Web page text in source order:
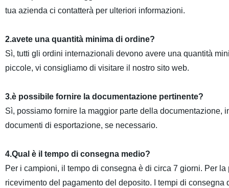
tua azienda ci contatterà per ulteriori informazioni.
2.avete una quantità minima di ordine?
Sì, tutti gli ordini internazionali devono avere una quantità
piccole, vi consigliamo di visitare il nostro sito web.
3.è possibile fornire la documentazione pertinente?
Sì, possiamo fornire la maggior parte della
documenti di esportazione, se necessario.
4.Qual è il tempo di consegna medio?
Per i campioni, il tempo di consegna è di circa 7 giorni. Per
ricevimento del pagamento del deposito. I tempi di